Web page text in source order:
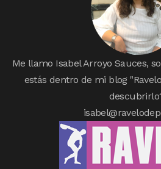
Me llamo Isabel Arroyo Sauces,
estás dentro de mi blog